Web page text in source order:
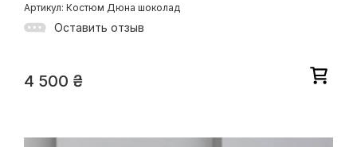
Артикул: Костюм Дюна шоколад
Оставить отзыв
4 500 ₴